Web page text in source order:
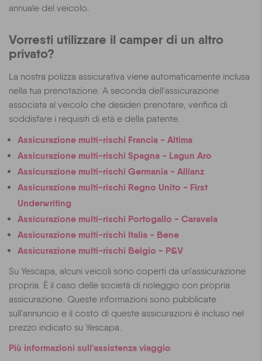
annuale del veicolo.
Vorresti utilizzare il camper di un altro
privato?
La nostra polizza assicurativa viene automaticamente inclusa
nella tua prenotazione. A seconda dell'assicurazione
associata al veicolo che desideri prenotare, verifica di
soddisfare i requisiti di età e della patente.
Assicurazione multi-rischi Francia - Altima
Assicurazione multi-rischi Spagna - Lagun Aro
Assicurazione multi-rischi Germania - Allianz
Assicurazione multi-rischi Regno Unito - First
Underwriting
Assicurazione multi-rischi Portogallo - Caravela
Assicurazione multi-rischi Italia - Bene
Assicurazione multi-rischi Belgio - P&V
Su Yescapa, alcuni veicoli sono coperti da un'assicurazione
propria. È il caso delle società di noleggio con propria
assicurazione. Queste informazioni sono pubblicate
sull'annuncio e il costo di queste assicurazioni è incluso nel
prezzo indicato su Yescapa.
Più informazioni sull'assistenza viaggio